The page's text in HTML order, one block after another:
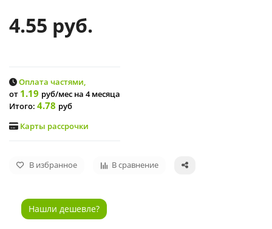
4.55 руб.
Оплата частями,
от 1.19 руб/мес на 4 месяца
Итого: 4.78 руб
Карты рассрочки
В избранное В сравнение
Нашли дешевле?